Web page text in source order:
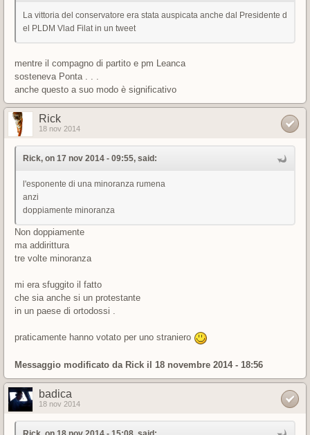
La vittoria del conservatore era stata auspicata anche dal Presidente d
el PLDM Vlad Filat in un tweet
mentre il compagno di partito e pm Leanca
sosteneva Ponta . . .
anche questo a suo modo è significativo
Rick
18 nov 2014
Rick, on 17 nov 2014 - 09:55, said:
l'esponente di una minoranza rumena
anzi
doppiamente minoranza
Non doppiamente
ma addirittura
tre volte minoranza
mi era sfuggito il fatto
che sia anche si un protestante
in un paese di ortodossi .
praticamente hanno votato per uno straniero
Messaggio modificato da Rick il 18 novembre 2014 - 18:56
badica
18 nov 2014